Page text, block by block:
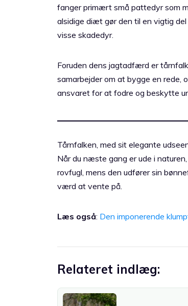
fanger primært små pattedyr som
alsidige diæt gør den til en vigtig
visse skadedyr.
Foruden dens jagtadfærd er
samarbejder om at bygge en rede,
ansvaret for at fodre og beskytte
Tårnfalken, med sit elegante
Når du næste gang er ude i
rovfugl, mens den udfører sin
værd at vente på.
Læs også: Den imponerende
Relateret indlæg: